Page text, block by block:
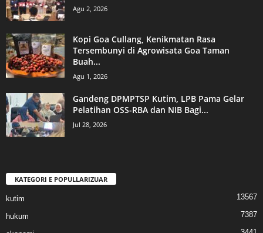
Agu 2, 2026
Kopi Goa Cullang, Kenikmatan Rasa
Tersembunyi di Agrowisata Goa Taman
Buah...
Agu 1, 2026
Gandeng DPMPTSP Kutim, LPB Pama Gelar
Pelatihan OSS-RBA dan NIB Bagi...
Jul 28, 2026
KATEGORI E POPULLARIZUAR
kutim 13567
hukum 7387